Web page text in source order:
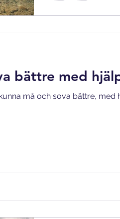
bättre med
må och sova bättre,